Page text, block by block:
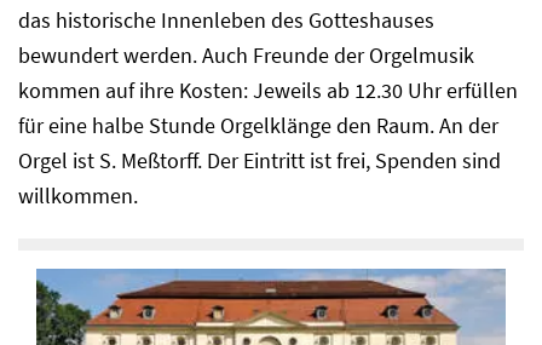
das historische Innenleben des Gotteshauses
bewundert werden. Auch Freunde der Orgelmusik
kommen auf ihre Kosten: Jeweils ab 12.30 Uhr erfüllen
für eine halbe Stunde Orgelklänge den Raum. An der
Orgel ist S. Meßtorff. Der Eintritt ist frei, Spenden sind
willkommen.